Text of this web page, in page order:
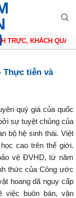
KHÁCH QUAN,
Thực tiễn và
quý giá của quốc
sự tuyệt chủng của
bộ hệ sinh thái. Việt
cao trên thế giới.
vệ ĐVHD, từ năm
thức của Công ước
hoang dã nguy cấp
việc buôn bán, vận